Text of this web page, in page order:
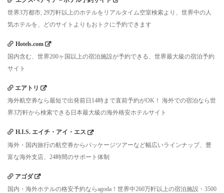
世界3万都市, 29万軒以上のホテルをリアルタイム空室検索より、世界中の人
気ホテルを、どのサイトよりもおトクに予約できます
Hotels.com
国内含む、世界200ヶ国以上の宿泊施設が予約できる、世界最大級の宿泊予約
サイト
エアトリ
海外航空券なら最短で出発前日14時まで直前予約がOK！ 海外での宿泊なら世
界3万軒から検索できる日本最大級の海外格安ホテルサイト
H.I.S. エイチ・アイ・エス
海外・国内旅行の航空券からパッケージツアーなど幅広いラインナップ、豊
富な海外支店、24時間のサポート体制
アゴダ
国内・海外ホテルの格安予約ならagoda！世界中260万軒以上の宿泊施設・3500